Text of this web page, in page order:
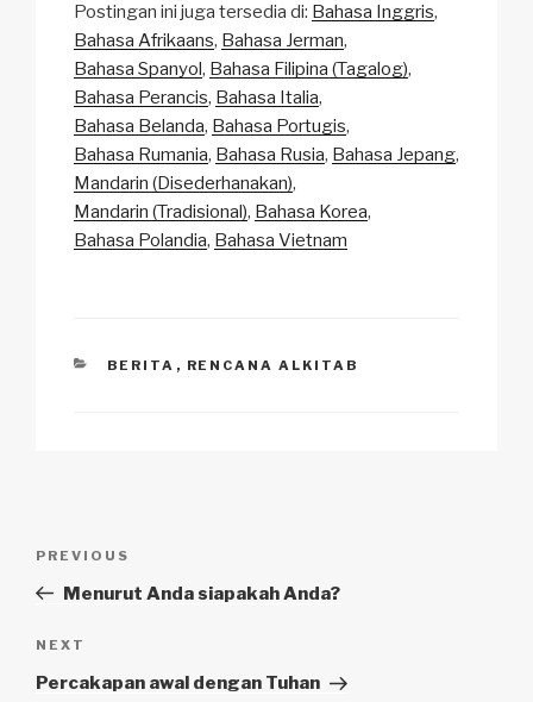
p
y
Li
n
k
ail c
e
b
o
o
k
at
s
A
p
p
a
p
h
ar
e
Postingan ini juga tersedia di: Bahasa Inggris
Bahasa Afrikaans Bahasa Jerman
Bahasa Spanyol Bahasa Filipina (Tagalog)
Bahasa Perancis Bahasa Italia
Bahasa Belanda Bahasa Portugis
Bahasa Rumania Bahasa Rusia Bahasa Jepang
Mandarin (Disederhanakan)
Mandarin (Tradisional) Bahasa Korea
Bahasa Polandia Bahasa Vietnam
CATEGORIES
BERITA , RENCANA ALKITAB
Previous
Post
PREVIOUS
Menurut Anda siapakah Anda?
Next
Post
NEXT
Percakapan awal dengan Tuhan